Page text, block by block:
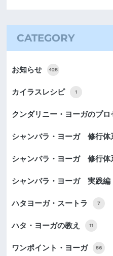
CATEGORY
お知らせ 425
カイラスレシピ 1
クンダリニー・ヨーガのプロ
シャンバラ・ヨーガ 修行
シャンバラ・ヨーガ 修行
シャンバラ・ヨーガ 実践編
ハタヨーガ・スートラ 7
ハタ・ヨーガの教え 11
ワンポイント・ヨーガ 56